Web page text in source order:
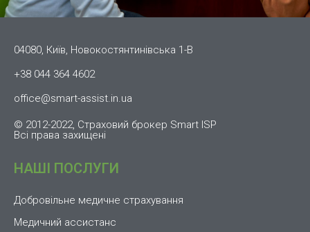
04080, Київ, Новокостянтинівська 1-В
+38 044 364 4602
office@smart-assist.in.ua
© 2012-2022, Страховий брокер Smart ISP
Всі права захищені
НАШІ ПОСЛУГИ
Добровільне медичне страхування
Медичний ассистанс